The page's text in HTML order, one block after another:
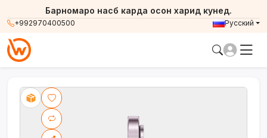
+992970400500
Барномаро насб карда осон харид кунед.
Русский